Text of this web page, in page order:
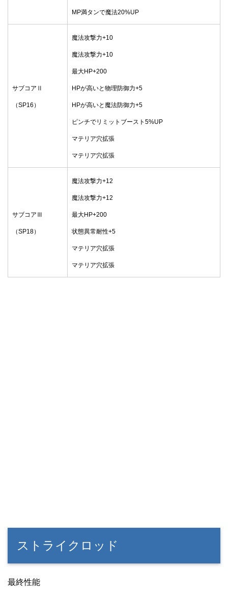
MP満タンで魔法20%UP
サブコアⅡ
（SP16）
魔法攻撃力+10
魔法攻撃力+10
最大HP+200
HPが高いと物理防御力+5
HPが高いと魔法防御力+5
ピンチでリミットブースト5%UP
マテリア穴拡張
マテリア穴拡張
サブコアⅢ
（SP18）
魔法攻撃力+12
魔法攻撃力+12
最大HP+200
状態異常耐性+5
マテリア穴拡張
マテリア穴拡張
ストライクロッド
最終性能